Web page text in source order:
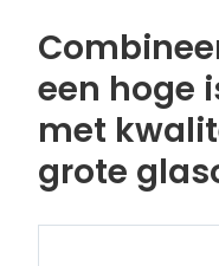
een hoge
met
grote